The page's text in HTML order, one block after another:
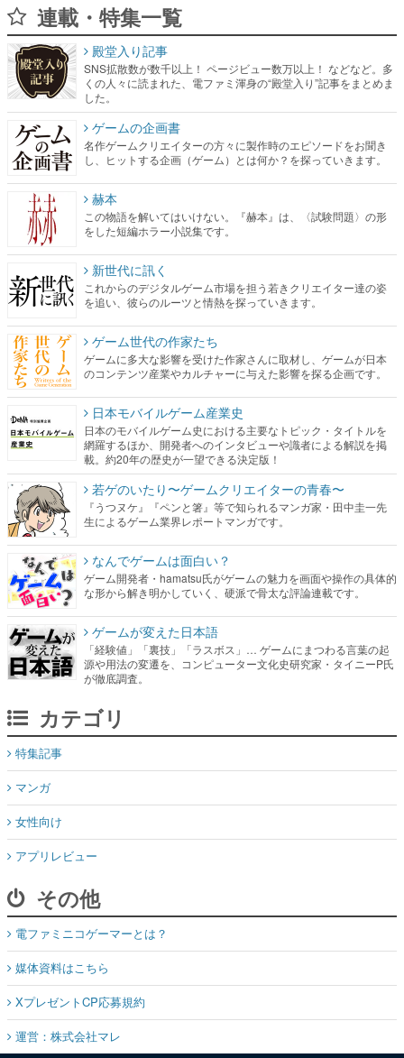
連載・特集一覧
殿堂入り記事
SNS拡散数が数千以上！ ページビュー数万以上！ などなど。多
くの人々に読まれた、電ファミ渾身の“殿堂入り”記事をまとめま
した。
ゲームの企画書
名作ゲームクリエイターの方々に製作時のエピソードをお聞き
し、ヒットする企画（ゲーム）とは何か？を探っていきます。
赫本
この物語を解いてはいけない。『赫本』は、〈試験問題〉の形
をした短編ホラー小説集です。
新世代に訊く
これからのデジタルゲーム市場を担う若きクリエイター達の姿
を追い、彼らのルーツと情熱を探っていきます。
ゲーム世代の作家たち
ゲームに多大な影響を受けた作家さんに取材し、ゲームが日本
のコンテンツ産業やカルチャーに与えた影響を探る企画です。
日本モバイルゲーム産業史
日本のモバイルゲーム史における主要なトピック・タイトルを
網羅するほか、開発者へのインタビューや識者による解説を掲
載。約20年の歴史が一望できる決定版！
若ゲのいたり〜ゲームクリエイターの青春〜
『うつヌケ』『ペンと箸』等で知られるマンガ家・田中圭一先
生によるゲーム業界レポートマンガです。
なんでゲームは面白い？
ゲーム開発者・hamatsu氏がゲームの魅力を画面や操作の具体的
な形から解き明かしていく、硬派で骨太な評論連載です。
ゲームが変えた日本語
「経験値」「裏技」「ラスボス」… ゲームにまつわる言葉の起
源や用法の変遷を、コンピューター文化史研究家・タイニーP氏
が徹底調査。
カテゴリ
特集記事
マンガ
女性向け
アプリレビュー
その他
電ファミニコゲーマーとは？
媒体資料はこちら
XプレゼントCP応募規約
運営：株式会社マレ